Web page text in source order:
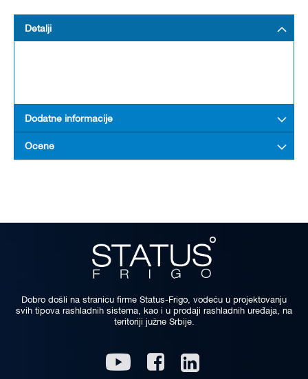
Detalji
Dodatne informacije
Ocene
Dobro došli na stranicu firme Status-Frigo, vodeću u projektovanju
svih tipova rashladnih sistema, kao i u prodaji rashladnih uređaja, na
teritoriji južne Srbije.
Youtube Facebook